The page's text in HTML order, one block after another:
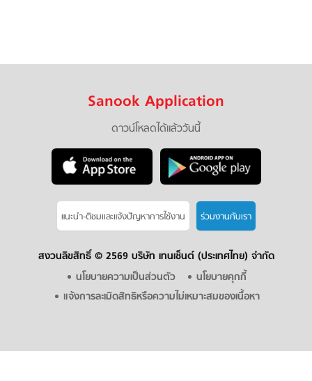
Sanook Application
ดาวน์โหลดได้แล้ววันนี้
แนะนำ-ติชมเเละแจ้งปัญหาการใช้งาน ร่วมงานกับเรา
สงวนลิขสิทธิ์ © 2569 บริษัท เทนเซ็นต์ (ประเทศไทย) จำกัด
นโยบายความเป็นส่วนตัว
นโยบายคุกกี้
แจ้งการละเมิดสิทธิหรือความไม่เหมาะสมของเนื้อหา